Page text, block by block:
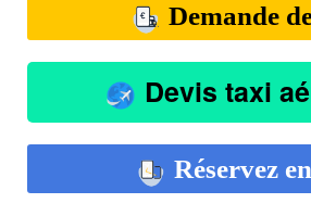
Demande
Devis taxi
Réservez